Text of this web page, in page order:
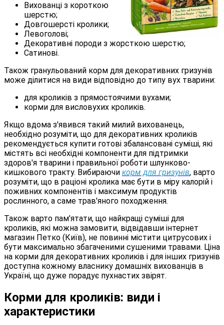
Вихованці з короткою
шерстю;
Довгошерсті кролики;
Левоголові;
Декоративні породи з жорсткою шерстю;
Сатинові.
Також гранульований корм для декоративних гризунів
може ділитися на види відповідно до типу вух тварини:
для кроликів з прямостоячими вухами;
корми для висловухих кроликів.
Якщо вдома з'явився такий милий вихованець,
необхідно розуміти, що для декоративних кроликів
рекомендується купити готові збалансовані суміші, які
містять всі необхідні компоненти для підтримки
здоров'я тварини і правильної роботи шлунково-
кишкового тракту. Вибираючи корм для гризунів, варто
розуміти, що в раціоні кролика має бути в міру калорій і
поживних компонентів і максимум продуктів
рослинного, а саме трав'яного походження.
Також варто пам'ятати, що найкращі суміші для
кроликів, які можна замовити, відвідавши інтернет
магазин Петко (Київ), не повинні містити цитрусових і
бути максимально збагаченими сушеними травами. Ціна
на корми для декоративних кроликів і для інших гризунів
доступна кожному власнику домашніх вихованців в
Україні, що дуже порадує пухнастих звірят.
Корми для кроликів: види і
характеристики